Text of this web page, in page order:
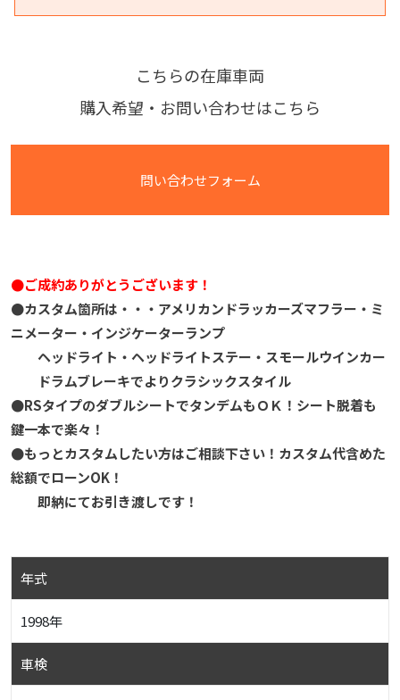
こちらの在庫車両
購入希望・お問い合わせはこちら
問い合わせフォーム
●ご成約ありがとうございます！
●カスタム箇所は・・・アメリカンドラッカーズマフラー・ミ
ニメーター・インジケーターランプ
ヘッドライト・ヘッドライトステー・スモールウインカー
ドラムブレーキでよりクラシックスタイル
●RSタイプのダブルシートでタンデムもＯＫ！シート脱着も
鍵一本で楽々！
●もっとカスタムしたい方はご相談下さい！カスタム代含めた
総額でローンOK！
即納にてお引き渡しです！
年式
1998年
車検